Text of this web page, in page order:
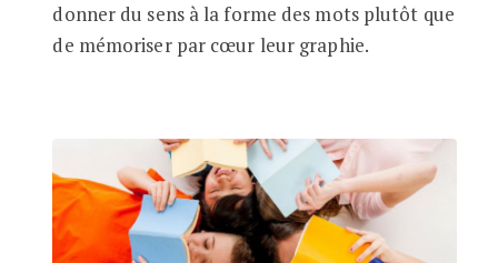
donner du sens à la forme des mots plutôt que
de mémoriser par cœur leur graphie.